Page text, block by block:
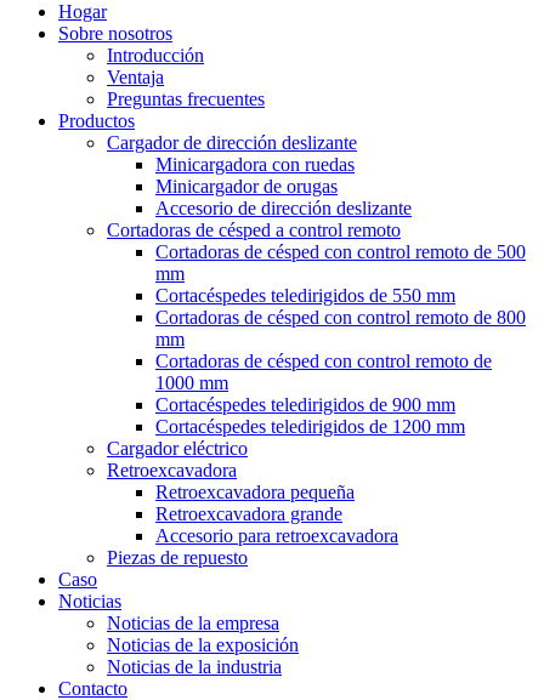
Hogar
Sobre nosotros
Introducción
Ventaja
Preguntas frecuentes
Productos
Cargador de dirección deslizante
Minicargadora con ruedas
Minicargador de orugas
Accesorio de dirección deslizante
Cortadoras de césped a control remoto
Cortadoras de césped con control remoto de 500
mm
Cortacéspedes teledirigidos de 550 mm
Cortadoras de césped con control remoto de 800
mm
Cortadoras de césped con control remoto de
1000 mm
Cortacéspedes teledirigidos de 900 mm
Cortacéspedes teledirigidos de 1200 mm
Cargador eléctrico
Retroexcavadora
Retroexcavadora pequeña
Retroexcavadora grande
Accesorio para retroexcavadora
Piezas de repuesto
Caso
Noticias
Noticias de la empresa
Noticias de la exposición
Noticias de la industria
Contacto